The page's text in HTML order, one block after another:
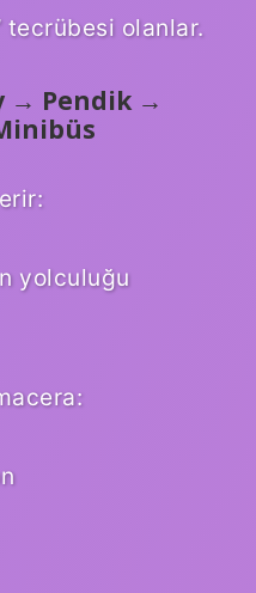
tecrübesi olanlar.
→ Pendik →
yolculuğu